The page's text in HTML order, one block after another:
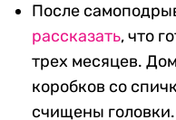
После
рассказать, что
трех месяцев.
коробков со
счищены головки.